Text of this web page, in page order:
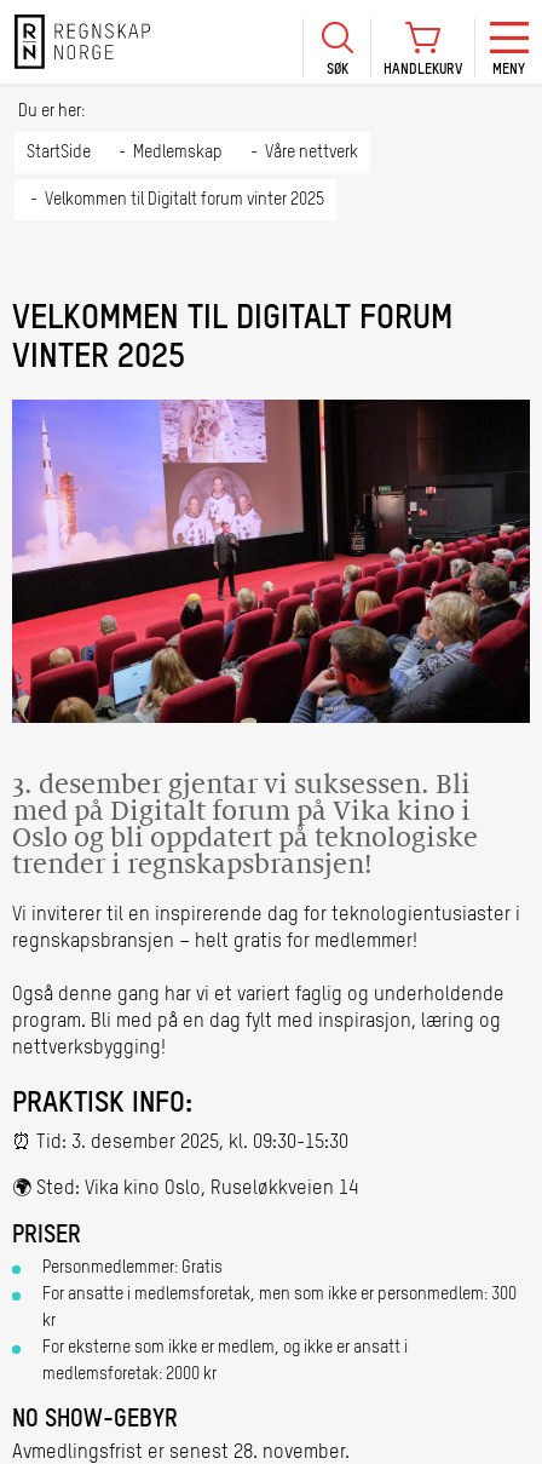
SØK HANDLEKURV MENY
Du er her:
StartSide Medlemskap Våre nettverk
Velkommen til Digitalt forum vinter 2025
VELKOMMEN TIL DIGITALT FORUM
VINTER 2025
3. desember gjentar vi suksessen. Bli
med på Digitalt forum på Vika kino i
Oslo og bli oppdatert på teknologiske
trender i regnskapsbransjen!
Vi inviterer til en inspirerende dag for teknologientusiaster i
regnskapsbransjen – helt gratis for medlemmer!
Også denne gang har vi et variert faglig og underholdende
program. Bli med på en dag fylt med inspirasjon, læring og
nettverksbygging!
PRAKTISK INFO:
⏰ Tid: 3. desember 2025, kl. 09:30-15:30
🌍 Sted: Vika kino Oslo, Ruseløkkveien 14
PRISER
Personmedlemmer: Gratis
For ansatte i medlemsforetak, men som ikke er personmedlem: 300
kr
For eksterne som ikke er medlem, og ikke er ansatt i
medlemsforetak: 2000 kr
NO SHOW-GEBYR
Avmedlingsfrist er senest 28. november.